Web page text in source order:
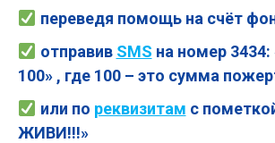
переведя помощь на счёт
отправив SMS на номер
100» , где 100 – это сумма
или по реквизитам с
ЖИВИ!!!»